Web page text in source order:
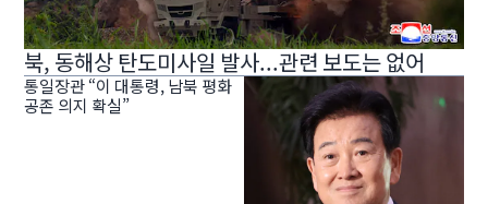
북, 동해상 탄도미사일 발사...관련 보도는 없어
통일장관 “이 대통령, 남북 평화
공존 의지 확실”